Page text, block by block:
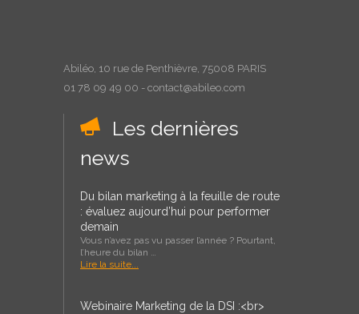
Abiléo, 10 rue de Penthièvre, 75008 PARIS
01 78 09 49 00 - contact@abileo.com
Les dernières
news
Du bilan marketing à la feuille de route
: évaluez aujourd’hui pour performer
demain
Vous n’avez pas vu passer l’année ? Pourtant,
l’heure du bilan …
Lire la suite...
Webinaire Marketing de la DSI :<br>